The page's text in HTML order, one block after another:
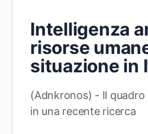
Intelligenza
risorse
situazione in
(Adnkronos) - Il quadro
in una recente ricerca